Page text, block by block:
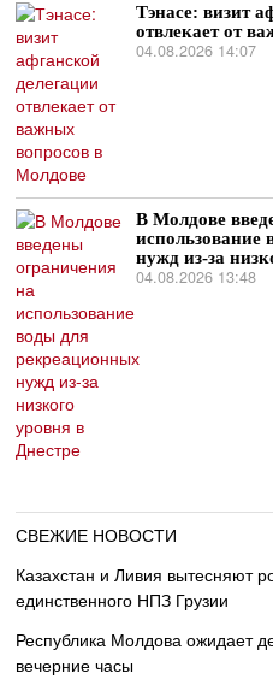
Тэнасе: визит
отвлекает от
04.08.2026 14:07
В Молдове
использование
нужд из-за
04.08.2026 13:48
СВЕЖИЕ НОВОСТИ
Казахстан и Ливия вытесняют
единственного НПЗ Грузии
Республика Молдова ожидает
вечерние часы